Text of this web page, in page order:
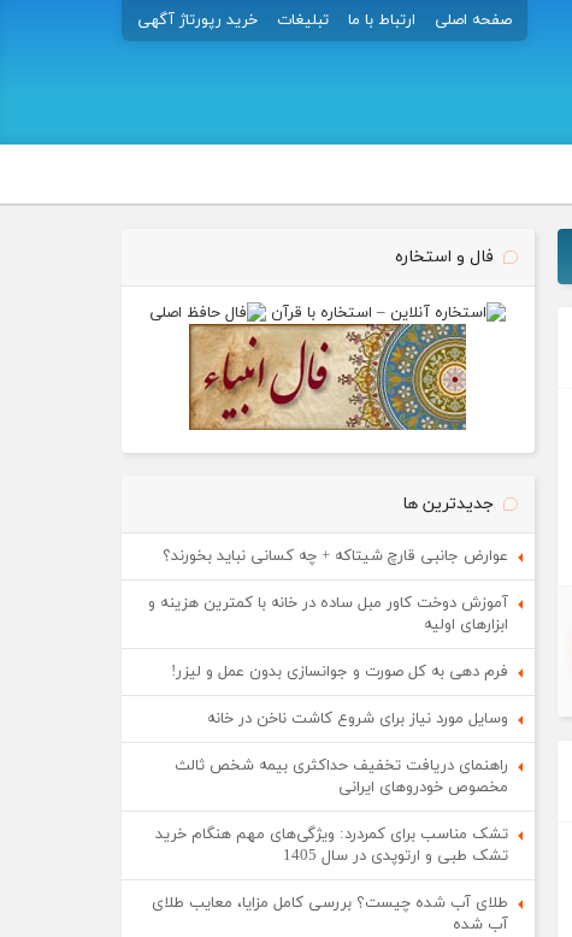
صفحه اصلی ارتباط با ما تبلیغات خرید رپورتاژ آگهی
فال و استخاره
جدیدترین ها
عوارض جانبی قارچ شیتاکه + چه کسانی نباید بخورند؟
آموزش دوخت کاور مبل ساده در خانه با کمترین هزینه و
ابزارهای اولیه
فرم دهی به کل صورت و جوانسازی بدون عمل و لیزر!
وسایل مورد نیاز برای شروع کاشت ناخن در خانه
راهنمای دریافت تخفیف حداکثری بیمه شخص ثالث
مخصوص خودروهای ایرانی
تشک مناسب برای کمردرد: ویژگی‌های مهم هنگام خرید
تشک طبی و ارتوپدی در سال 1405
طلای آب شده چیست؟ بررسی کامل مزایا، معایب طلای
آب شده